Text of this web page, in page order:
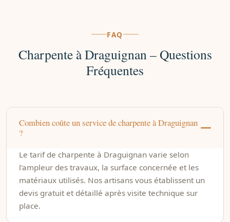
FAQ
Charpente à Draguignan – Questions
Fréquentes
Combien coûte un service de charpente à Draguignan
?
Le tarif de charpente à Draguignan varie selon
l'ampleur des travaux, la surface concernée et les
matériaux utilisés. Nos artisans vous établissent un
devis gratuit et détaillé après visite technique sur
place.